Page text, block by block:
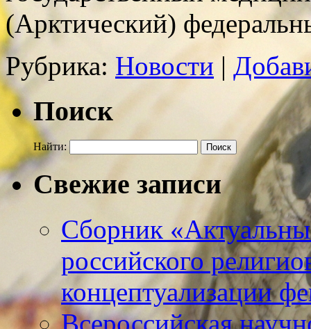
(Арктический)
Рубрика: Новости |
Поиск
Найти:
Свежие записи
Сборник
российского
концептуализации
Всероссийская